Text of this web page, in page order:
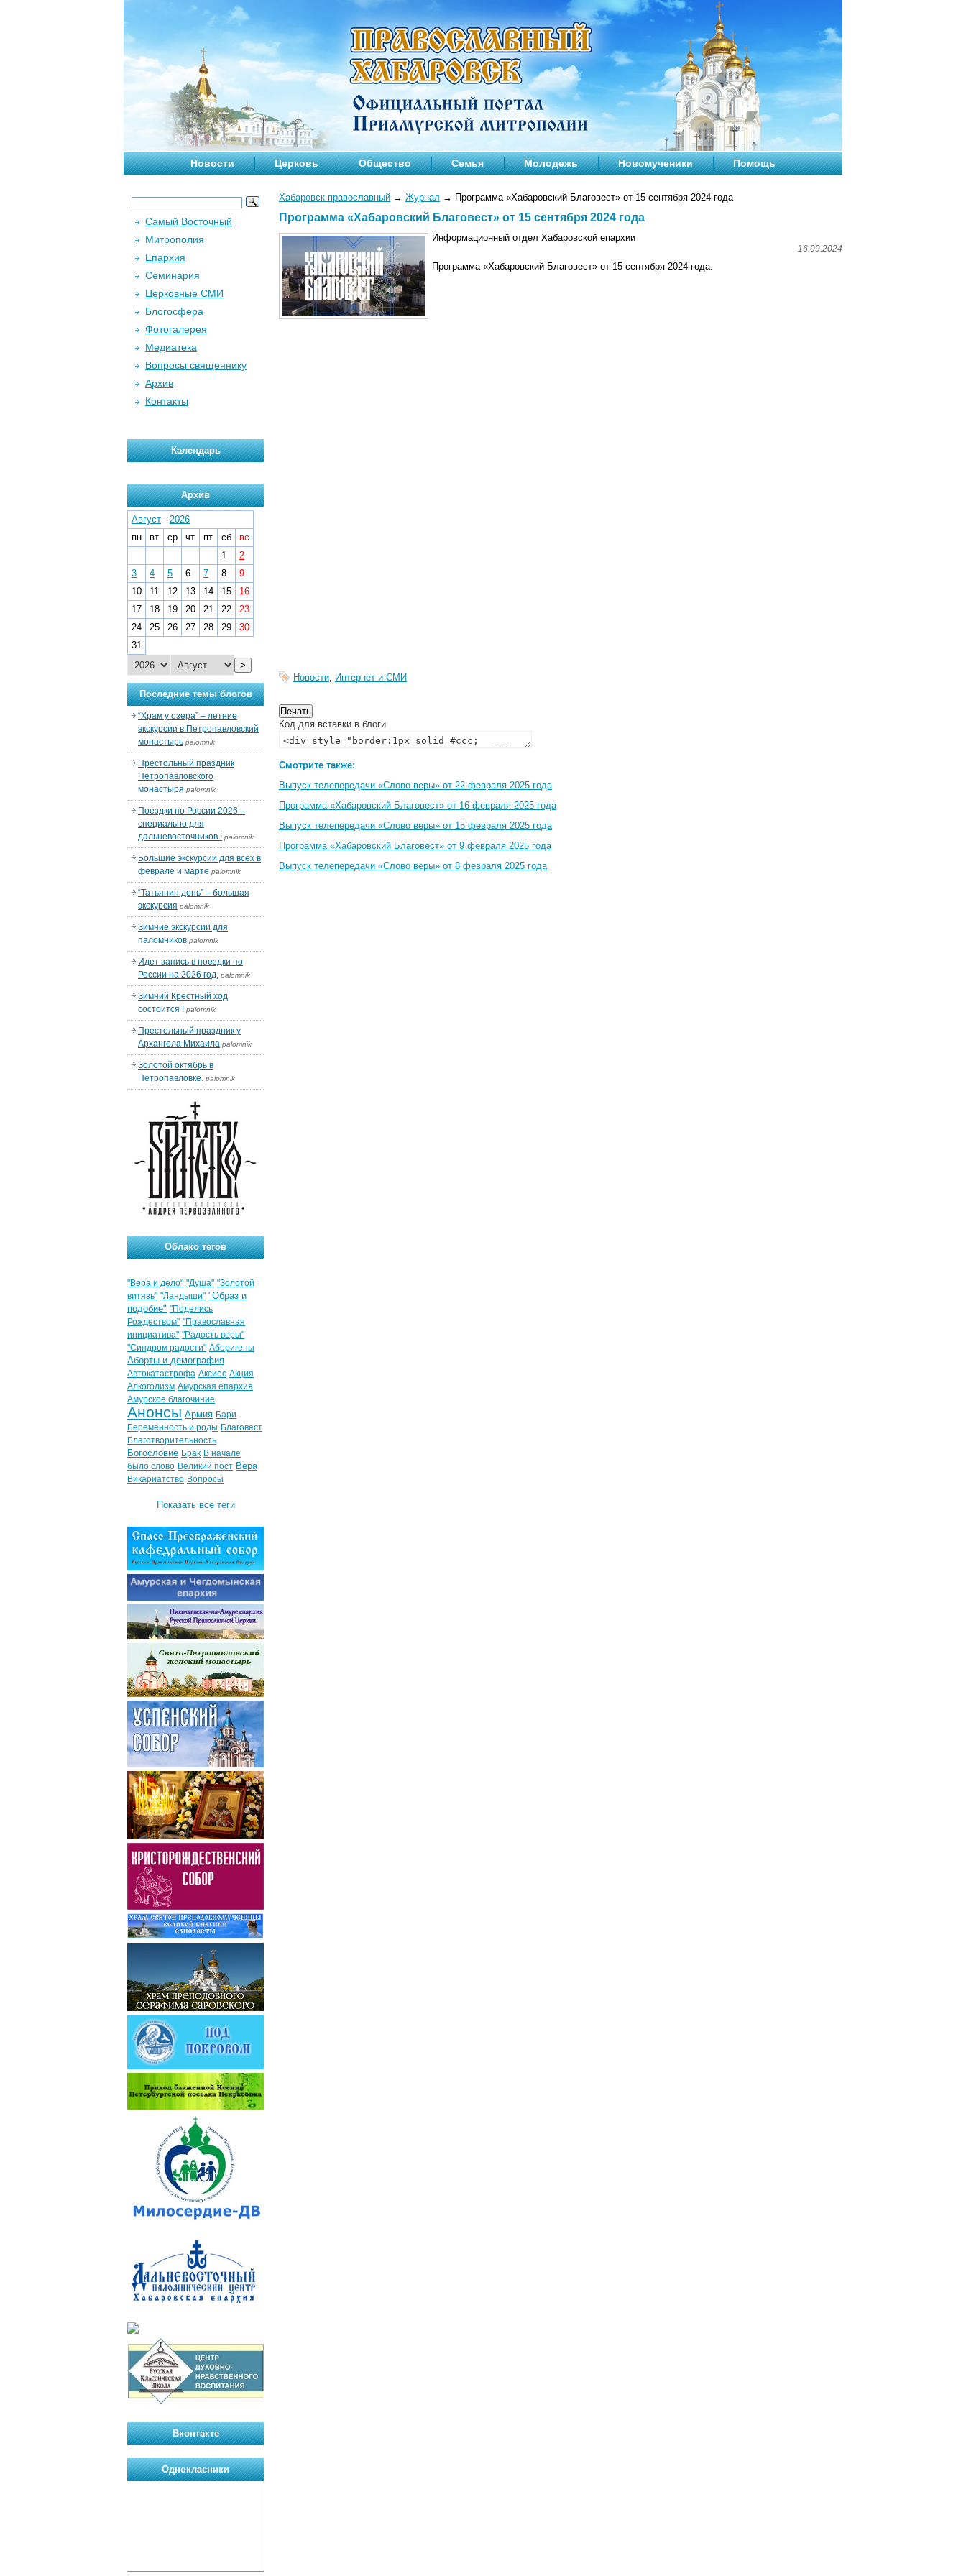
Новости Церковь Общество Семья Молодежь Новомученики Помощь
Хабаровск православный → Журнал → Программа «Хабаровский Благовест» от 15 сентября 2024 года
Программа «Хабаровский Благовест» от 15 сентября 2024 года
Информационный отдел Хабаровской епархии
16.09.2024
Программа «Хабаровский Благовест» от 15 сентября 2024 года.
Новости, Интернет и СМИ
Код для вставки в блоги
Смотрите также:
Выпуск телепередачи «Слово веры» от 22 февраля 2025 года
Программа «Хабаровский Благовест» от 16 февраля 2025 года
Выпуск телепередачи «Слово веры» от 15 февраля 2025 года
Программа «Хабаровский Благовест» от 9 февраля 2025 года
Выпуск телепередачи «Слово веры» от 8 февраля 2025 года
Самый Восточный
Митрополия
Епархия
Семинария
Церковные СМИ
Блогосфера
Фотогалерея
Медиатека
Вопросы священнику
Архив
Контакты
Календарь
Архив
Август - 2026
пн
вт ср чт пт сб
вс
1
2
3
4 5 6 7 8
9
10
11 12 13 14 15
16
17
18 19 20 21 22
23
24
25 26 27 28 29
30
31
>
Последние темы блогов
“Храм у озера” – летние
экскурсии в Петропавловский
монастырь palomnik
Престольный праздник
Петропавловского
монастыря palomnik
Поездки по России 2026 –
специально для
дальневосточников ! palomnik
Большие экскурсии для всех в
феврале и марте palomnik
“Татьянин день” – большая
экскурсия palomnik
Зимние экскурсии для
паломников palomnik
Идет запись в поездки по
России на 2026 год. palomnik
Зимний Крестный ход
состоится ! palomnik
Престольный праздник у
Архангела Михаила palomnik
Золотой октябрь в
Петропавловке. palomnik
Облако тегов
"Вера и дело" "Душа" "Золотой
витязь" "Ландыши" "Образ и
подобие" "Поделись
Рождеством" "Православная
инициатива" "Радость веры"
"Синдром радости" Аборигены
Аборты и демография
Автокатастрофа Аксиос Акция
Алкоголизм Амурская епархия
Амурское благочиние
Анонсы Армия Бари
Беременность и роды Благовест
Благотворительность
Богословие Брак В начале
было слово Великий пост Вера
Викариатство Вопросы
Показать все теги
Вконтакте
Однокласники